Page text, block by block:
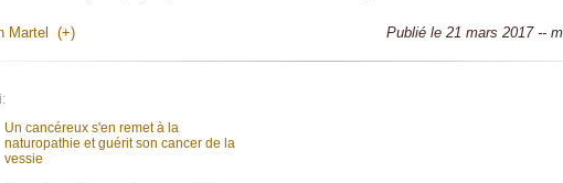
Martel (+) Publié le 21 mars 2017 --
Un cancéreux s'en remet à la
naturopathie et guérit son cancer de la
vessie